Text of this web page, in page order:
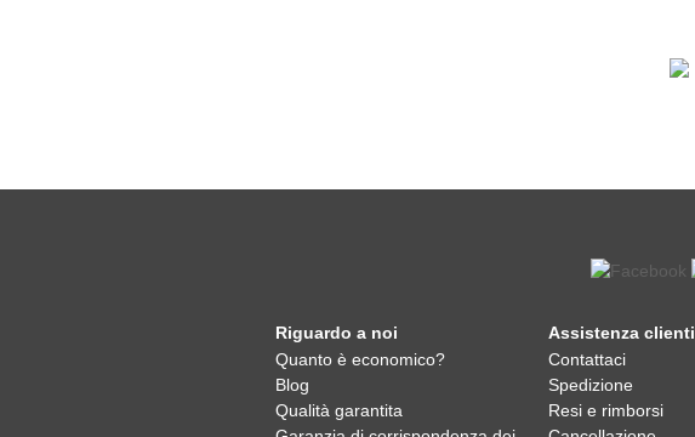
Riguardo a noi
Quanto è economico?
Blog
Qualità garantita
Assistenza clienti
Contattaci
Spedizione
Resi e rimborsi